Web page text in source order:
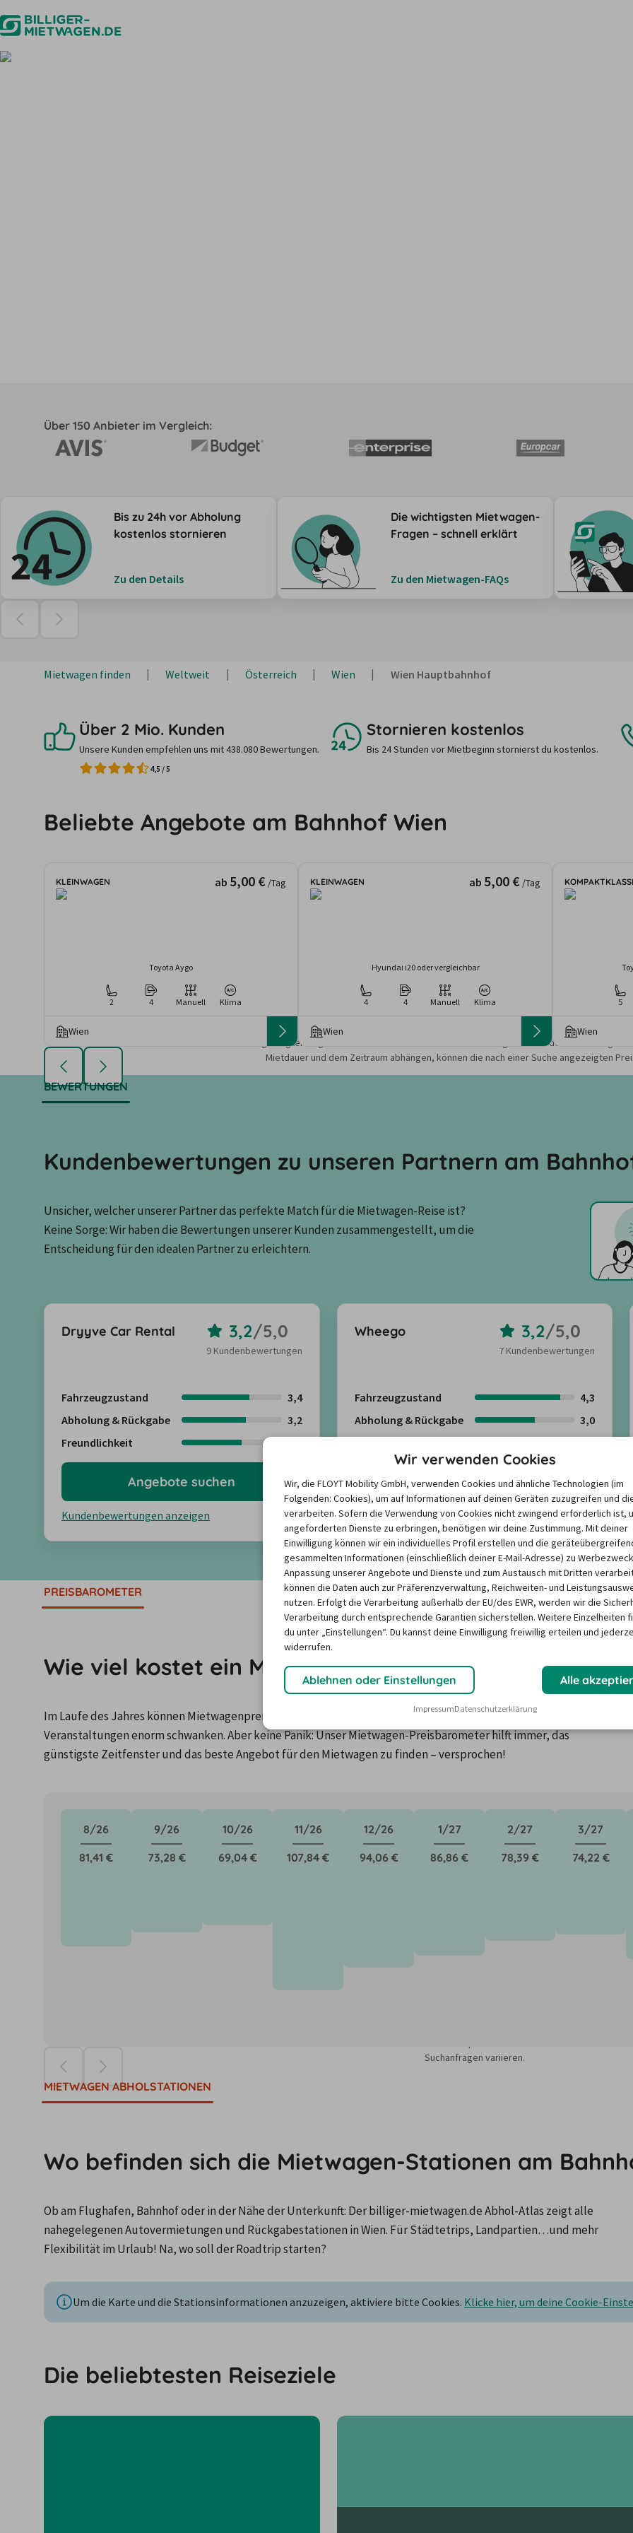
Über 150 Anbieter im Vergleich:
Bis zu 24h vor Abholung
kostenlos stornieren
Zu den Details
Die wichtigsten Mietwagen-
Fragen – schnell erklärt
Zu den Mietwagen-FAQs
Mietwagen finden Weltweit Österreich Wien Wien Hauptbahnhof
Über 2 Mio. Kunden
Unsere Kunden empfehlen uns mit 438.080 Bewertungen.
4,5 /5
Stornieren kostenlos
Bis 24 Stunden vor Mietbeginn stornierst du kostenlos.
Beliebte Angebote am Bahnhof Wien
KLEINWAGEN ab 5,00 € /Tag
Toyota Aygo
2 4 Manuell Klima
Wien
KLEINWAGEN ab 5,00 € /Tag
Hyundai i20 oder vergleichbar
4 4 Manuell Klima
Wien
5
Wien
Die angezeigten Angebote und Preise basieren auf den Suchergebnissen der letzten Tage.
Mietdauer und dem Zeitraum abhängen, können die nach einer Suche angezeigten
BEWERTUNGEN
Kundenbewertungen zu unseren Partnern am
Unsicher, welcher unserer Partner das perfekte Match für die Mietwagen-Reise ist?
Keine Sorge: Wir haben die Bewertungen unserer Kunden zusammengestellt, um die
Entscheidung für den idealen Partner zu erleichtern.
Dryyve Car Rental 3,2/5,0
9 Kundenbewertungen
Fahrzeugzustand
3,4
Abholung & Rückgabe
3,2
Freundlichkeit
Kundenbewertungen anzeigen
Angebote suchen
Wheego 3,2/5,0
7 Kundenbewertungen
Fahrzeugzustand
4,3
Abholung & Rückgabe
3,0
Kundenbewertungen anzeigen
Angebote suchen
Mehr anzeigen
PREISBAROMETER
Wie viel kostet ein Mietwagen am Bahnhof von Wien?
Im Laufe des Jahres können Mietwagenpreise durch Faktoren wie saisonale Nachfrage, Feiertage oder lokale
Veranstaltungen enorm schwanken. Aber keine Panik: Unser Mietwagen-Preisbarometer hilft immer, das
günstigste Zeitfenster und das beste Angebot für den Mietwagen zu finden – versprochen!
8/26
81,41 €
9/26
73,28 €
10/26
69,04 €
11/26
107,84 €
12/26
94,06 €
1/27
86,86 €
2/27
78,39 €
3/27
74,22 €
Suchanfragen variieren.
MIETWAGEN ABHOLSTATIONEN
Wo befinden sich die Mietwagen-Stationen am
Ob am Flughafen, Bahnhof oder in der Nähe der Unterkunft: Der billiger-mietwagen.de Abhol-Atlas zeigt alle
nahegelegenen Autovermietungen und Rückgabestationen in Wien. Für Städtetrips, Landpartien…und mehr
Flexibilität im Urlaub! Na, wo soll der Roadtrip starten?
Um die Karte und die Stationsinformationen anzuzeigen, aktiviere bitte Cookies. Klicke hier, um deine Cookie-
Die beliebtesten Reiseziele
Wir verwenden Cookies
Wir, die FLOYT Mobility GmbH, verwenden Cookies und ähnliche Technologien (im
Folgenden: Cookies), um auf Informationen auf deinen Geräten zuzugreifen und
verarbeiten. Sofern die Verwendung von Cookies nicht zwingend erforderlich ist,
angeforderten Dienste zu erbringen, benötigen wir deine Zustimmung. Mit deiner
Einwilligung können wir ein individuelles Profil erstellen und die
gesammelten Informationen (einschließlich deiner E-Mail-Adresse) zu
Anpassung unserer Angebote und Dienste und zum Austausch mit Dritten
können die Daten auch zur Präferenzverwaltung, Reichweiten- und
nutzen. Erfolgt die Verarbeitung außerhalb der EU/des EWR, werden wir die
Verarbeitung durch entsprechende Garantien sicherstellen. Weitere Einzelheiten
du unter „Einstellungen“. Du kannst deine Einwilligung freiwillig erteilen und
widerrufen.
Ablehnen oder Einstellungen Alle
ImpressumDatenschutzerklärung